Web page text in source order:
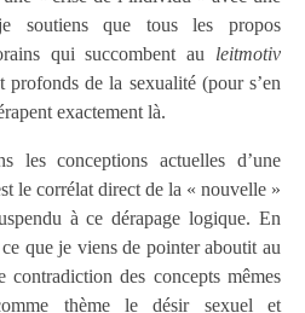
soutiens que tous les propos
qui succombent au leitmotiv
profonds de la sexualité (pour s’en
exactement là.
conceptions actuelles d’une
le corrélat direct de la « nouvelle »
à ce dérapage logique. En
que je viens de pointer aboutit au
contradiction des concepts mêmes
thème le désir sexuel et